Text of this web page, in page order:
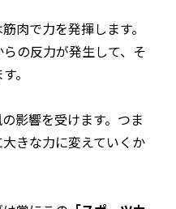
肉で力を発揮します。
の反力が発生して、そ
。
影響を受けます。つま
きな力に変えていくか